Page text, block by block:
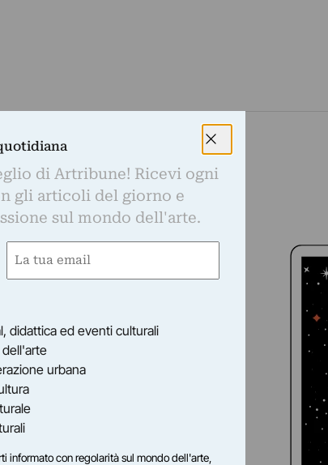
di Artribune! Ricevi ogni
gli articoli del giorno e
sul mondo dell'arte.
Email
didattica ed eventi culturali
urbana
informato con regolarità sul mondo dell'arte,